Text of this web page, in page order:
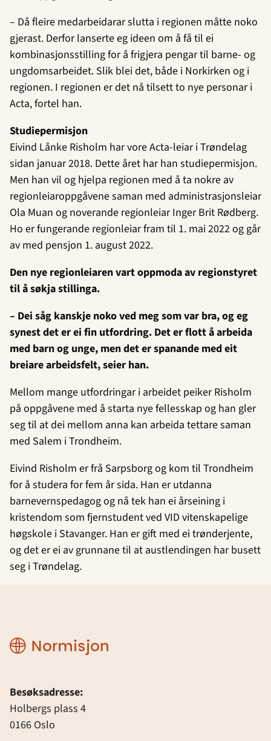
– Då fleire medarbeidarar slutta i regionen måtte noko
gjerast. Derfor lanserte eg ideen om å få til ei
kombinasjonsstilling for å frigjera pengar til barne- og
ungdomsarbeidet. Slik blei det, både i Norkirken og i
regionen. I regionen er det nå tilsett to nye personar i
Acta, fortel han.
Studiepermisjon
Eivind Lånke Risholm har vore Acta-leiar i Trøndelag
sidan januar 2018. Dette året har han studiepermisjon.
Men han vil og hjelpa regionen med å ta nokre av
regionleiaroppgåvene saman med administrasjonsleiar
Ola Muan og noverande regionleiar Inger Brit Rødberg.
Ho er fungerande regionleiar fram til 1. mai 2022 og går
av med pensjon 1. august 2022.
Den nye regionleiaren vart oppmoda av regionstyret
til å søkja stillinga.
– Dei såg kanskje noko ved meg som var bra, og eg
synest det er ei fin utfordring. Det er flott å arbeida
med barn og unge, men det er spanande med eit
breiare arbeidsfelt, seier han.
Mellom mange utfordringar i arbeidet peiker Risholm
på oppgåvene med å starta nye fellesskap og han gler
seg til at dei mellom anna kan arbeida tettare saman
med Salem i Trondheim.
Eivind Risholm er frå Sarpsborg og kom til Trondheim
for å studera for fem år sida. Han er utdanna
barnevernspedagog og nå tek han ei årseining i
kristendom som fjernstudent ved VID vitenskapelige
høgskole i Stavanger. Han er gift med ei trønderjente,
og det er ei av grunnane til at austlendingen har busett
seg i Trøndelag.
Normisjon
Besøksadresse:
Holbergs plass 4
0166 Oslo